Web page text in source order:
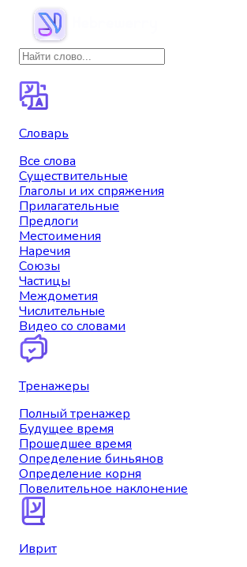
Словарь
Все слова
Существительные
Глаголы и их спряжения
Прилагательные
Предлоги
Местоимения
Наречия
Союзы
Частицы
Междометия
Числительные
Видео со словами
Тренажеры
Полный тренажер
Будущее время
Прошедшее время
Определение биньянов
Определение корня
Повелительное наклонение
Иврит